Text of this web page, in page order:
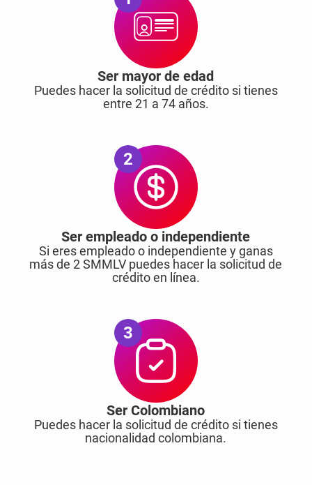
Ser mayor de edad
Puedes hacer la solicitud de crédito si tienes
entre 21 a 74 años.
2
Ser empleado o independiente
Si eres empleado o independiente y ganas
más de 2 SMMLV puedes hacer la solicitud de
crédito en línea.
3
Ser Colombiano
Puedes hacer la solicitud de crédito si tienes
nacionalidad colombiana.